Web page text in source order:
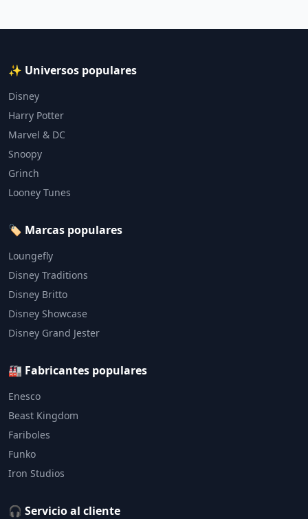
✨ Universos populares
Disney
Harry Potter
Marvel & DC
Snoopy
Grinch
Looney Tunes
🏷️ Marcas populares
Loungefly
Disney Traditions
Disney Britto
Disney Showcase
Disney Grand Jester
🏭 Fabricantes populares
Enesco
Beast Kingdom
Fariboles
Funko
Iron Studios
🎧 Servicio al cliente